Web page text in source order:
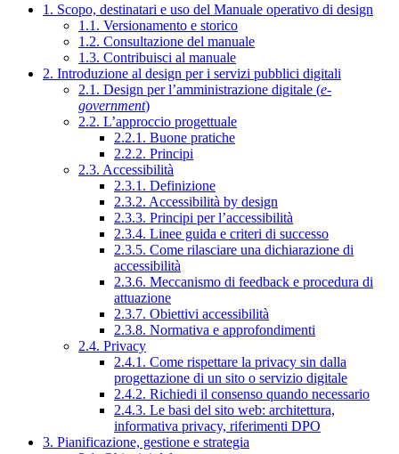
1. Scopo, destinatari e uso del Manuale operativo di design
1.1. Versionamento e storico
1.2. Consultazione del manuale
1.3. Contribuisci al manuale
2. Introduzione al design per i servizi pubblici digitali
2.1. Design per l’amministrazione digitale (e-
government)
2.2. L’approccio progettuale
2.2.1. Buone pratiche
2.2.2. Principi
2.3. Accessibilità
2.3.1. Definizione
2.3.2. Accessibilità by design
2.3.3. Principi per l’accessibilità
2.3.4. Linee guida e criteri di successo
2.3.5. Come rilasciare una dichiarazione di
accessibilità
2.3.6. Meccanismo di feedback e procedura di
attuazione
2.3.7. Obiettivi accessibilità
2.3.8. Normativa e approfondimenti
2.4. Privacy
2.4.1. Come rispettare la privacy sin dalla
progettazione di un sito o servizio digitale
2.4.2. Richiedi il consenso quando necessario
2.4.3. Le basi del sito web: architettura,
informativa privacy, riferimenti DPO
3. Pianificazione, gestione e strategia